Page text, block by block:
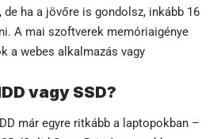
ha a jövőre is gondolsz, inkább 16
A mai szoftverek memóriaigénye
a webes alkalmazás vagy
vagy SSD?
már egyre ritkább a laptopokban –